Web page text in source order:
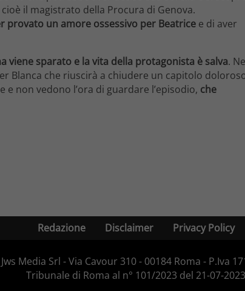
il magistrato della Procura di Genova.
provato un amore ossessivo per Beatrice e di aver
viene sparato e la vita della protagonista è salva.
Blanca che riuscirà a chiudere un capitolo
non vedono l’ora di guardare l’episodio, che
Redazione Disclaimer Privacy Policy
Media Srl - Via Cavour 310 - 00184 Roma - P.Iva
Tribunale di Roma al n° 101/2023 del 21-07-2023